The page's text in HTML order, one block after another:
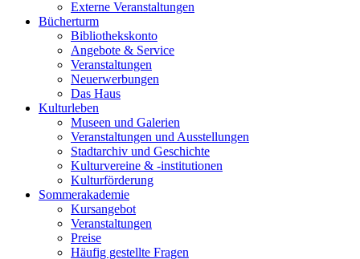
Externe Veranstaltungen
Bücherturm
Bibliothekskonto
Angebote & Service
Veranstaltungen
Neuerwerbungen
Das Haus
Kulturleben
Museen und Galerien
Veranstaltungen und Ausstellungen
Stadtarchiv und Geschichte
Kulturvereine & -institutionen
Kulturförderung
Sommerakademie
Kursangebot
Veranstaltungen
Preise
Häufig gestellte Fragen